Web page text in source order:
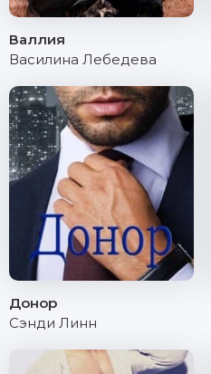
Валлия
Василина Лебедева
Донор
Сэнди Линн